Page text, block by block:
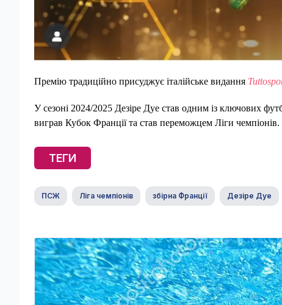
Премію традиційно присуджує італійське видання
У сезоні 2024/2025 Дезіре Дуе став одним із ключових
виграв Кубок Франції та став переможцем Ліги чемпіонів.
ТЕГИ
ПСЖ Ліга чемпіонів збірна Франції Дезіре Дуе